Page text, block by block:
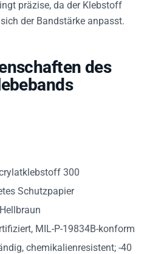
präzise, da der Klebstoff
der Bandstärke anpasst.
des
300
Schutzpapier
Hellbraun
MIL-P-19834B-konform
chemikalienresistent; -40